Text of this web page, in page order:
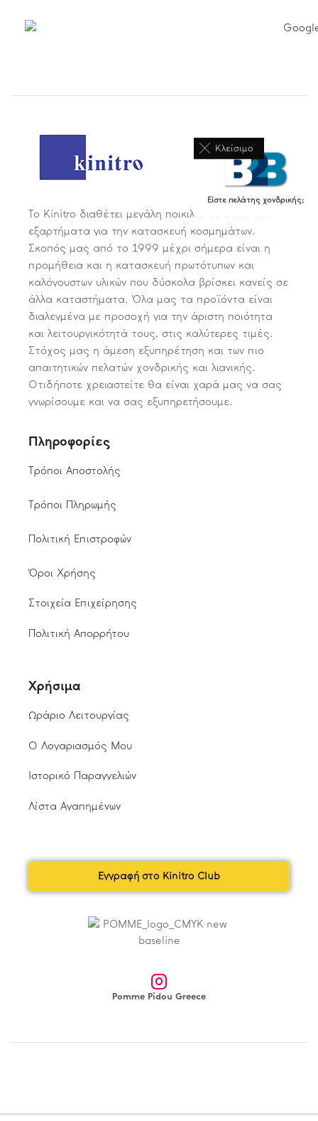
Κλείσιμο
Είστε πελάτης χονδρικής;
Το Kinitro διαθέτει μεγάλη ποικιλία σε υλικά και
εξαρτήματα για την κατασκευή κοσμημάτων.
Σκοπός μας από το 1999 μέχρι σήμερα είναι η
προμήθεια και η κατασκευή πρωτότυπων και
καλόγουστων υλικών που δύσκολα βρίσκει κανείς σε
άλλα καταστήματα. Όλα μας τα προϊόντα είναι
διαλεγμένα με προσοχή για την άριστη ποιότητα
και λειτουργικότητά τους, στις καλύτερες τιμές.
Στόχος μας η άμεση εξυπηρέτηση και των πιο
απαιτητικών πελατών χονδρικής και λιανικής.
Οτιδήποτε χρειαστείτε θα είναι χαρά μας να σας
γνωρίσουμε και να σας εξυπηρετήσουμε.
Πληροφορίες
Τρόποι Αποστολής
Τρόποι Πληρωμής
Πολιτική Επιστροφών
Όροι Χρήσης
Στοιχεία Επιχείρησης
Πολιτική Απορρήτου
Χρήσιμα
Ωράριο Λειτουργίας
Ο Λογαριασμός Μου
Ιστορικό Παραγγελιών
Λίστα Αγαπημένων
Εγγραφή στο Kinitro Club
Pomme Pidou Greece